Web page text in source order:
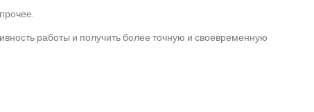
работы и получить более точную и своевременную